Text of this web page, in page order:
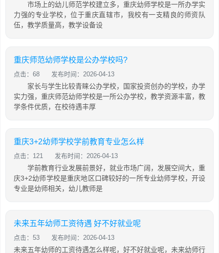
市场上的幼儿师范学校建立多，重庆幼师学校是一所办学实
力强的专业学校，位于重庆直辖市，我校有一支精良的师资队
伍，教学质量高，教学设备设
重庆师范幼师学校是公办学校吗?
点击：68 发布时间：2026-04-13
家长与学生比较青睐公办学校，国家投资创办的学校，办学
实力强，重庆师范幼师学校是一所公办学校，教学资源丰富，教
学条件优质，在校待遇丰厚
重庆3+2幼师学校学前教育专业怎么样
点击：121 发布时间：2026-04-13
学前教育行业发展前景好，就业市场广阔，发展空间大，重
庆3+2幼师学校是重庆地区口碑较好的一所专业幼师学校，开设
专业是幼师相关，幼儿教师是
未来五年幼师工资待遇 好不好就业呢
点击：53 发布时间：2026-04-13
未来五年幼师的工资待遇怎么样呢，好不好就业呢，未来幼师行